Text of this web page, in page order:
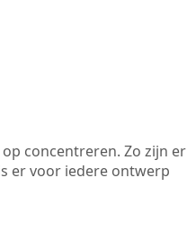
concentreren. Zo zijn er
er voor iedere ontwerp